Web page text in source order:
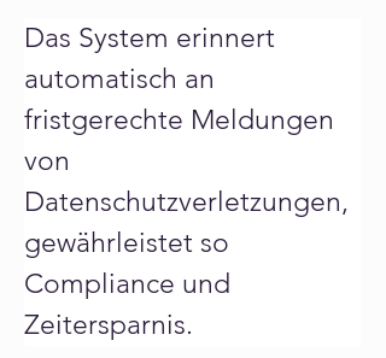
ermöglicht.
Das System erinnert
automatisch an
fristgerechte Meldungen
von
Datenschutzverletzungen,
gewährleistet so
Compliance und
Zeitersparnis.